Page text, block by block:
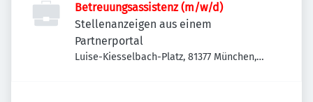
Betreuungsassistenz (m/w/d)
Stellenanzeigen aus einem
Partnerportal
Luise-Kiesselbach-Platz, 81377 München,